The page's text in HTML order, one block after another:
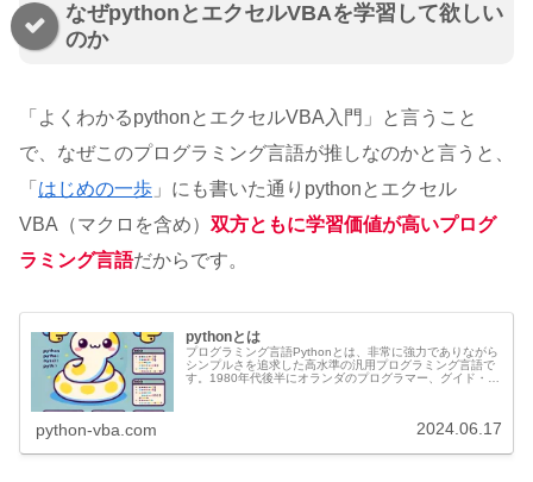
なぜpythonとエクセルVBAを学習して欲しい
のか
「よくわかるpythonとエクセルVBA入門」と言うこと
で、なぜこのプログラミング言語が推しなのかと言うと、
「 はじめの一歩 」にも書いた通りpythonとエクセル
VBA（マクロを含め） 双方ともに学習価値が高いプログ
ラミング言語だからです。
pythonとは
プログラミング言語Pythonとは、非常に強力でありながら
シンプルさを追求した高水準の汎用プログラミング言語で
す。1980年代後半にオランダのプログラマー、グイド・ヴ
python-vba.com 2024.06.17